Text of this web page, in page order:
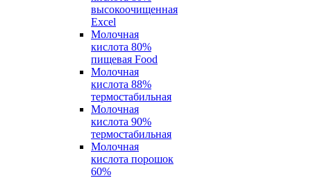
высокоочищенная
Excel
Молочная
кислота 80%
пищевая Food
Молочная
кислота 88%
термостабильная
Молочная
кислота 90%
термостабильная
Молочная
кислота порошок
60%